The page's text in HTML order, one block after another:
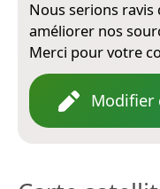
Nous serions
améliorer nos
Merci pour votre
Modifier